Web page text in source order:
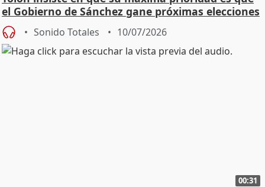
el Gobierno de Sánchez gane próximas elecciones
Sonido Totales 10/07/2026
00:31